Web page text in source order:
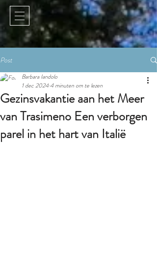
Post
Gezinsvakantie aan het Meer
van Trasimeno Een verborgen
parel in het hart van Italië
Barbara Iandolo
1 dec 2024 4 minuten om te lezen